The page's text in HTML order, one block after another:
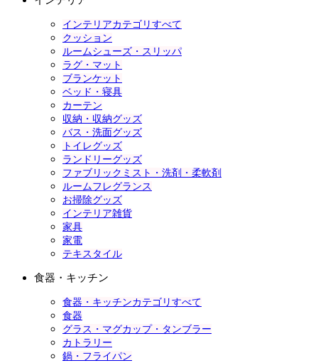
インテリアカテゴリすべて
クッション
ルームシューズ・スリッパ
ラグ・マット
ブランケット
ベッド・寝具
カーテン
収納・収納グッズ
バス・洗面グッズ
トイレグッズ
ランドリーグッズ
ファブリックミスト・洗剤・柔軟剤
ルームフレグランス
お掃除グッズ
インテリア雑貨
家具
家電
テキスタイル
食器・キッチン
食器・キッチンカテゴリすべて
食器
グラス・マグカップ・タンブラー
カトラリー
鍋・フライパン